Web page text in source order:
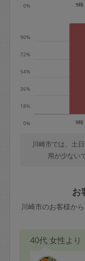
※キャン
定期依頼
0% 9時
0%
18%
36%
54%
72%
90%
9時
川崎市では、土
用が少ない
お
川崎市のお客様か
40代 女性より